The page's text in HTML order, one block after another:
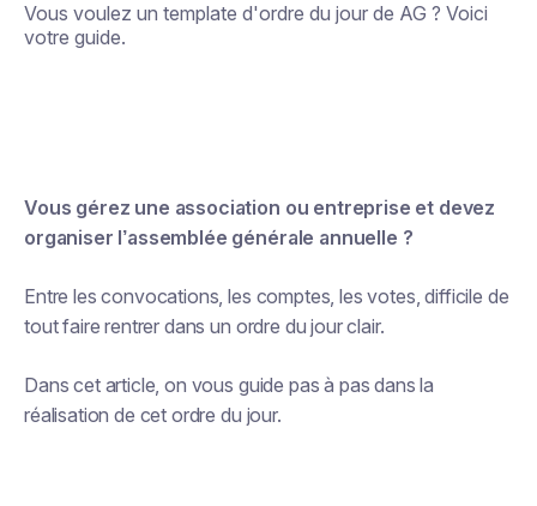
Vous voulez un template d'ordre du jour de AG ? Voici
votre guide.
Vous gérez une association ou entreprise et devez
organiser l’assemblée générale annuelle ?
Entre les convocations, les comptes, les votes, difficile de
tout faire rentrer dans un ordre du jour clair.
Dans cet article, on vous guide pas à pas dans la
réalisation de cet ordre du jour.